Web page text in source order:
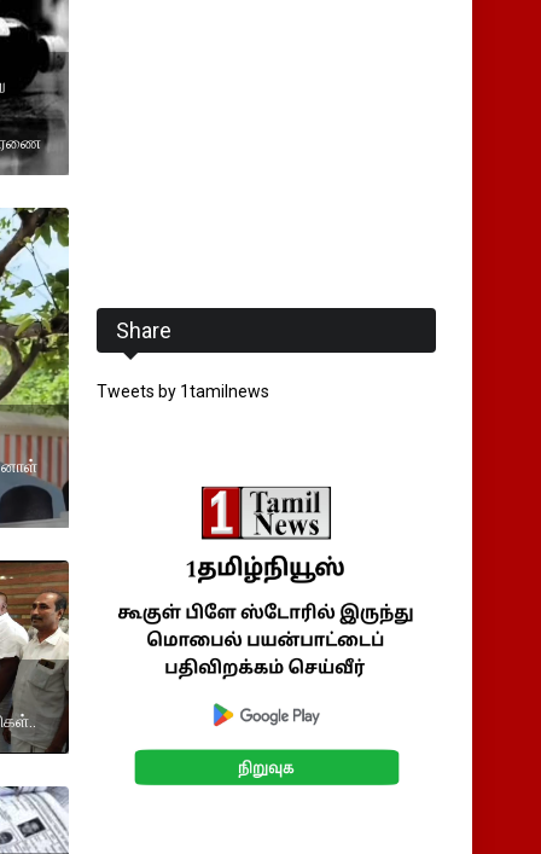
Share
Tweets by 1tamilnews